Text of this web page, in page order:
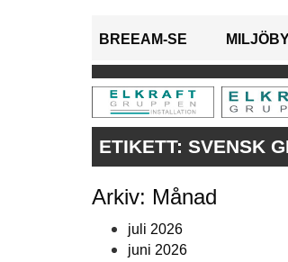
BREEAM-SE
ETIKETT: SVENSK
Arkiv: Månad
juli 2026
juni 2026